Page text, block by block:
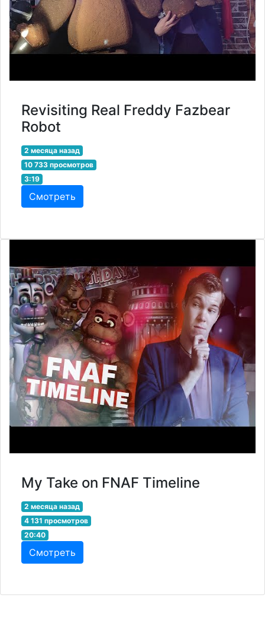
Revisiting Real Freddy Fazbear
Robot
2 месяца назад
10 733 просмотров
3:19
Смотреть
My Take on FNAF Timeline
2 месяца назад
4 131 просмотров
20:40
Смотреть